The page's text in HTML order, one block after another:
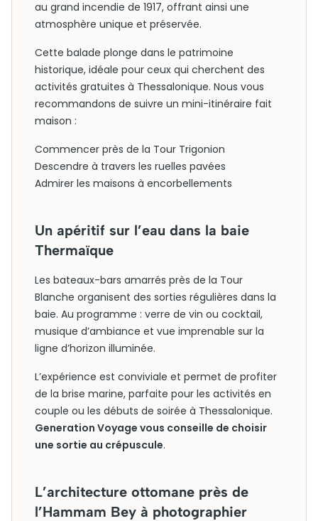
au grand incendie de 1917, offrant ainsi une
atmosphère unique et préservée.
Cette balade plonge dans le patrimoine
historique, idéale pour ceux qui cherchent des
activités gratuites à Thessalonique. Nous vous
recommandons de suivre un mini-itinéraire fait
maison :
Commencer près de la Tour Trigonion
Descendre à travers les ruelles pavées
Admirer les maisons à encorbellements
Un apéritif sur l’eau dans la baie
Thermaïque
Les bateaux-bars amarrés près de la Tour
Blanche organisent des sorties régulières dans la
baie. Au programme : verre de vin ou cocktail,
musique d’ambiance et vue imprenable sur la
ligne d’horizon illuminée.
L’expérience est conviviale et permet de profiter
de la brise marine, parfaite pour les activités en
couple ou les débuts de soirée à Thessalonique.
Generation Voyage vous conseille de choisir
une sortie au crépuscule.
L’architecture ottomane près de
l’Hammam Bey à photographier